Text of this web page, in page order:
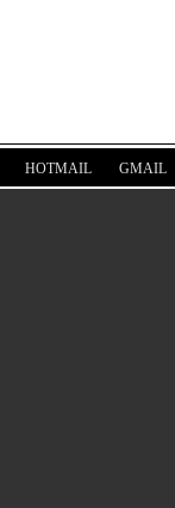
HOTMAIL GMAIL